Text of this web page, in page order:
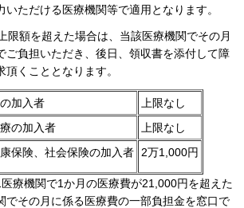
いただける医療機関等で適用となります。
限額を超えた場合は、当該医療機関でその月
ご負担いただき、後日、領収書を添付して障
くこととなります。
加入者
上限なし
の加入者
上限なし
保険、社会保険の加入者
2万1,000円
療機関で1か月の医療費が21,000円を超えた
でその月に係る医療費の一部負担金を窓口で